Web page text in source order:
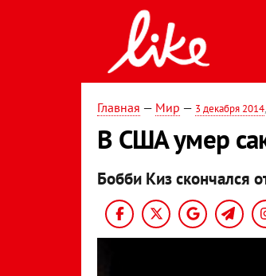
Главная — Мир — 3 декабря 2014
В США умер
Бобби Киз скончался